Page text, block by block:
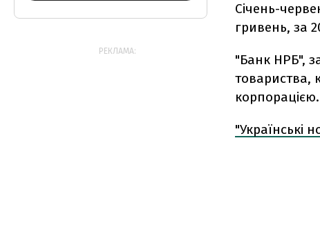
Січень-
гривень, за
"Банк НРБ",
товариства,
корпорацією.
"Українські
РЕКЛАМА: